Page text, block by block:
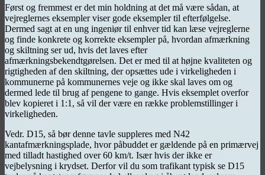
Først og fremmest er det min holdning at det må være sådan, at
vejreglernes eksempler viser gode eksempler til efterfølgelse.
Dermed sagt at en ung ingeniør til enhver tid kan læse vejreglerne
og finde konkrete og korrekte eksempler på, hvordan afmærkning
og skiltning ser ud, hvis det laves efter
afmærkningsbekendtgørelsen. Det er med til at højne kvaliteten og
rigtigheden af den skiltning, der opsættes ude i virkeligheden i
kommunerne på kommunernes veje og ikke skal laves om og
dermed lede til brug af pengene to gange. Hvis eksemplet overfor
blev kopieret i 1:1, så vil der være en række problemstillinger i
virkeligheden.
Vedr. D15, så bør denne tavle suppleres med N42
kantafmærkningsplade, hvor påbuddet er gældende på en primærvej
med tilladt hastighed over 60 km/t. Især hvis der ikke er
vejbelysning i krydset. Derfor vil du som trafikant typisk se D15